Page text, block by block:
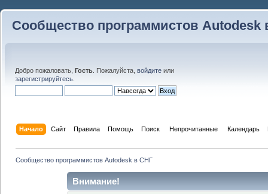
Сообщество программистов Autodesk
Добро пожаловать, Гость . Пожалуйста, войдите или
зарегистрируйтесь
Начало Сайт Правила Помощь Поиск Непрочитанные Календарь
Сообщество программистов Autodesk в СНГ
Внимание!